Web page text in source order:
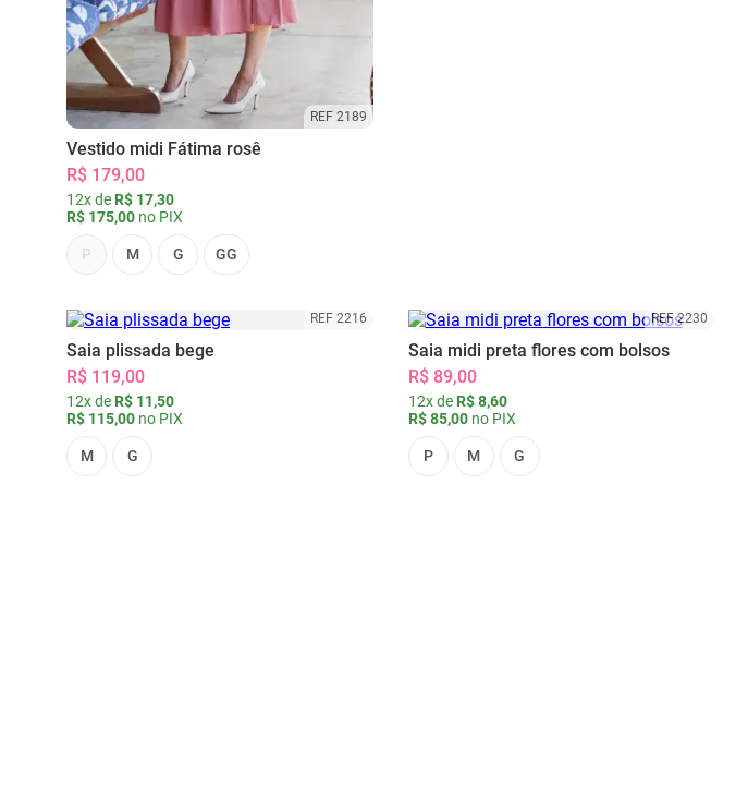
REF 2189
Vestido midi Fátima rosê
R$ 179,00
12x de R$ 17,30
R$ 175,00 no PIX
P M G GG
REF 2216
Saia plissada bege
R$ 119,00
12x de R$ 11,50
R$ 115,00 no PIX
M G
REF 2230
Saia midi preta flores com bolsos
R$ 89,00
12x de R$ 8,60
R$ 85,00no PIX
P M G